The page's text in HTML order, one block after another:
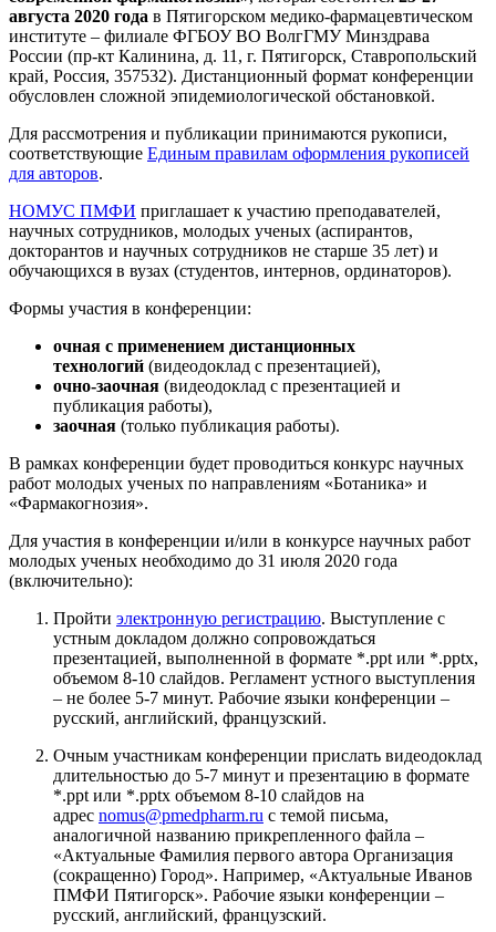
августа 2020 года в Пятигорском медико-фармацевтическом
институте – филиале ФГБОУ ВО ВолгГМУ Минздрава
России (пр-кт Калинина, д. 11, г. Пятигорск, Ставропольский
край, Россия, 357532). Дистанционный формат конференции
обусловлен сложной эпидемиологической обстановкой.
Для рассмотрения и публикации принимаются рукописи,
соответствующие Единым правилам оформления рукописей
для авторов.
НОМУС ПМФИ приглашает к участию преподавателей,
научных сотрудников, молодых ученых (аспирантов,
докторантов и научных сотрудников не старше 35 лет) и
обучающихся в вузах (студентов, интернов, ординаторов).
Формы участия в конференции:
очная с применением дистанционных
технологий (видеодоклад с презентацией),
очно-заочная (видеодоклад с презентацией и
публикация работы),
заочная (только публикация работы).
В рамках конференции будет проводиться конкурс научных
работ молодых ученых по направлениям «Ботаника» и
«Фармакогнозия».
Для участия в конференции и/или в конкурсе научных работ
молодых ученых необходимо до 31 июля 2020 года
(включительно):
Пройти электронную регистрацию. Выступление с
устным докладом должно сопровождаться
презентацией, выполненной в формате *.ppt или *.pptx,
объемом 8-10 слайдов. Регламент устного выступления
– не более 5-7 минут. Рабочие языки конференции –
русский, английский, французский.
Очным участникам конференции прислать видеодоклад
длительностью до 5-7 минут и презентацию в формате
*.ppt или *.pptx объемом 8-10 слайдов на
адрес nomus@pmedpharm.ru с темой письма,
аналогичной названию прикрепленного файла –
«Актуальные Фамилия первого автора Организация
(сокращенно) Город». Например, «Актуальные Иванов
ПМФИ Пятигорск». Рабочие языки конференции –
русский, английский, французский.